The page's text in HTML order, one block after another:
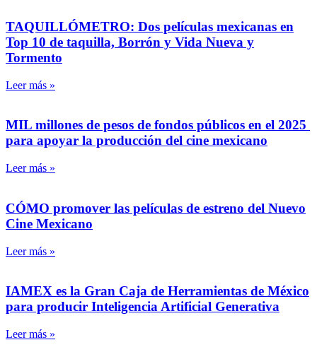
TAQUILLÓMETRO: Dos películas mexicanas en
Top 10 de taquilla, Borrón y Vida Nueva y
Tormento
Leer más »
MIL millones de pesos de fondos públicos en el 2025
para apoyar la producción del cine mexicano
Leer más »
CÓMO promover las películas de estreno del Nuevo
Cine Mexicano
Leer más »
IAMEX es la Gran Caja de Herramientas de México
para producir Inteligencia Artificial Generativa
Leer más »